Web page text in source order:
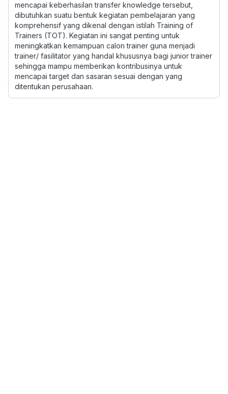
mencapai keberhasilan transfer knowledge tersebut,
dibutuhkan suatu bentuk kegiatan pembelajaran yang
komprehensif yang dikenal dengan istilah Training of
Trainers (TOT). Kegiatan ini sangat penting untuk
meningkatkan kemampuan calon trainer guna menjadi
trainer/ fasilitator yang handal khususnya bagi junior trainer
sehingga mampu memberikan kontribusinya untuk
mencapai target dan sasaran sesuai dengan yang
ditentukan perusahaan.